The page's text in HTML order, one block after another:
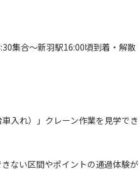
集合～新羽駅16:00頃到着・解散
入れ）」クレーン作業を見学でき
ない区間やポイントの通過体験が